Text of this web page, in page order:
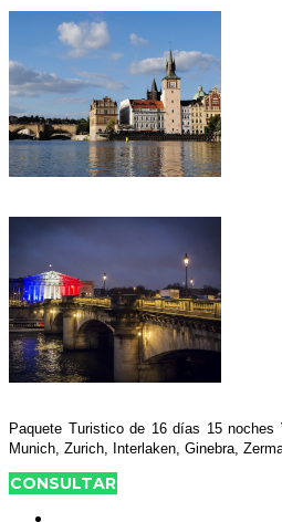
Paquete Turistico de 16 días 15 noches
Munich, Zurich, Interlaken, Ginebra,
CONSULTAR